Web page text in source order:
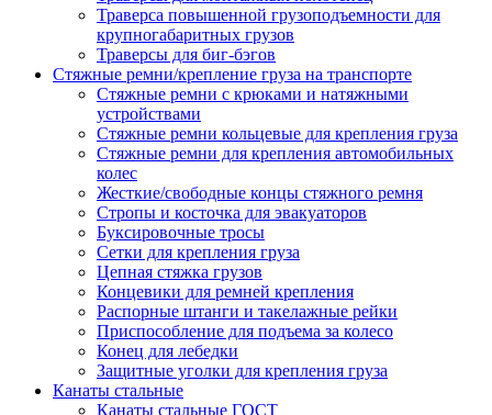
Траверса повышенной грузоподъемности для
крупногабаритных грузов
Траверсы для биг-бэгов
Стяжные ремни/крепление груза на транспорте
Стяжные ремни с крюками и натяжными
устройствами
Стяжные ремни кольцевые для крепления груза
Стяжные ремни для крепления автомобильных
колес
Жесткие/свободные концы стяжного ремня
Стропы и косточка для эвакуаторов
Буксировочные тросы
Сетки для крепления груза
Цепная стяжка грузов
Концевики для ремней крепления
Распорные штанги и такелажные рейки
Приспособление для подъема за колесо
Конец для лебедки
Защитные уголки для крепления груза
Канаты стальные
Канаты стальные ГОСТ